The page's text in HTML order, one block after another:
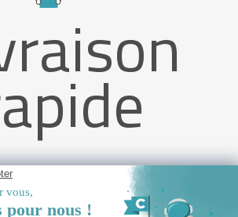
taupe en aluminium NAVAGIO - Rotatif
de lestage